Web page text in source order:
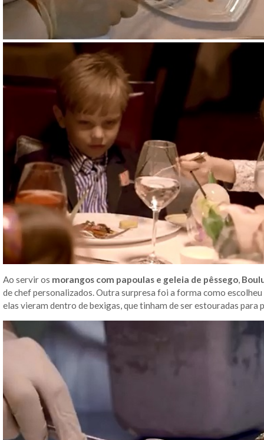
Ao servir os morangos com papoulas e geleia de pêssego,
de chef personalizados. Outra surpresa foi a forma como
elas vieram dentro de bexigas, que tinham de ser estouradas para